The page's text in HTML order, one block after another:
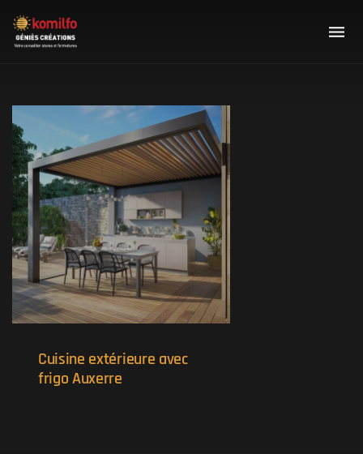
Cuisine extérieure avec
frigo Auxerre